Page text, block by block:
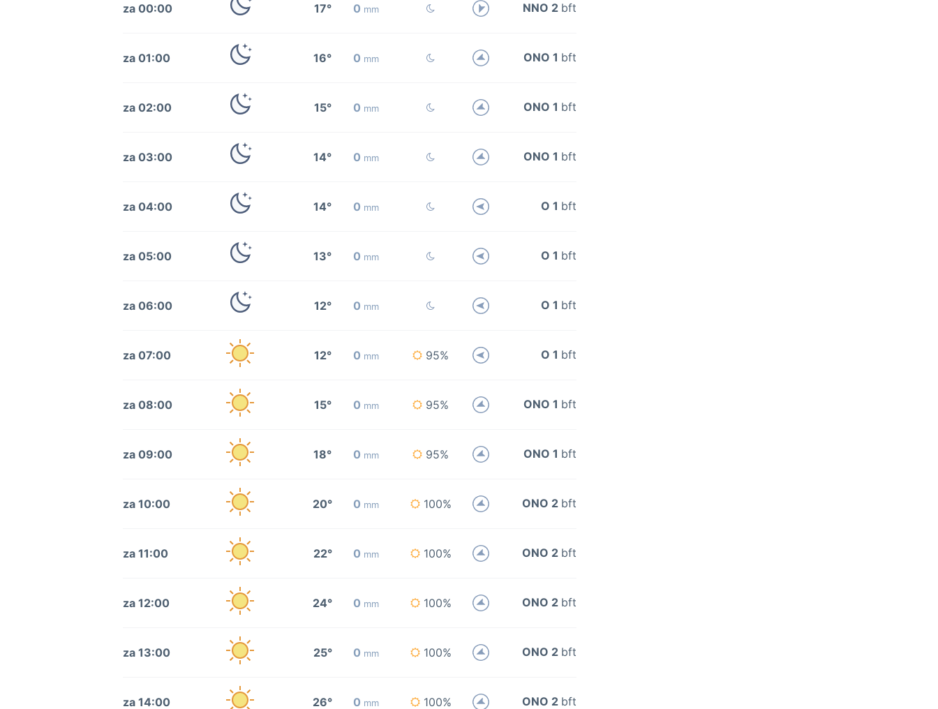
za 00:00 17° 0 mm NNO 2 bft
za 01:00 16° 0 mm ONO 1 bft
za 02:00 15° 0 mm ONO 1 bft
za 03:00 14° 0 mm ONO 1 bft
za 04:00 14° 0 mm O 1 bft
za 05:00 13° 0 mm O 1 bft
za 06:00 12° 0 mm O 1 bft
za 07:00 12° 0 mm 95% O 1 bft
za 08:00 15° 0 mm 95% ONO 1 bft
za 09:00 18° 0 mm 95% ONO 1 bft
za 10:00 20° 0 mm 100% ONO 2 bft
za 11:00 22° 0 mm 100% ONO 2 bft
za 12:00 24° 0 mm 100% ONO 2 bft
za 13:00 25° 0 mm 100% ONO 2 bft
za 14:00 26° 0 mm 100% ONO 2 bft